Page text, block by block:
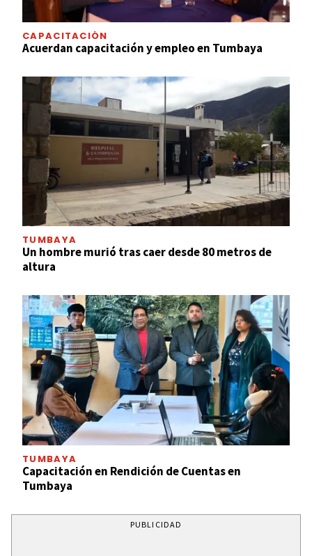
CAPACITACIÓN
Acuerdan capacitación y empleo en Tumbaya
TUMBAYA
Un hombre murió tras caer desde 80 metros de
altura
TUMBAYA
Capacitación en Rendición de Cuentas en
Tumbaya
PUBLICIDAD